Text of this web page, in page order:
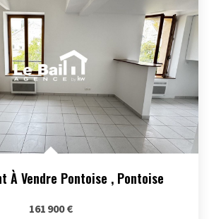
À Vendre Pontoise , Pontoise
161 900 €